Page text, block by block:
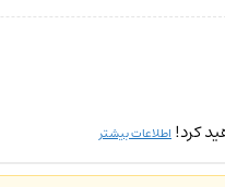
کرد! اطلاعات بیشتر